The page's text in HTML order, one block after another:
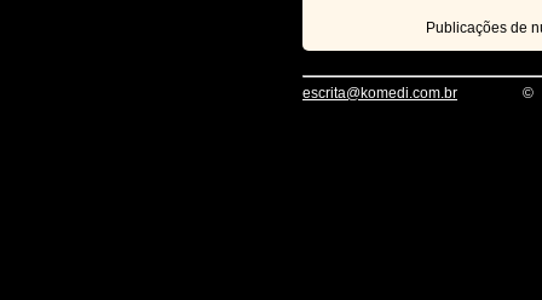
Publicações de
escrita@komedi.com.br ©